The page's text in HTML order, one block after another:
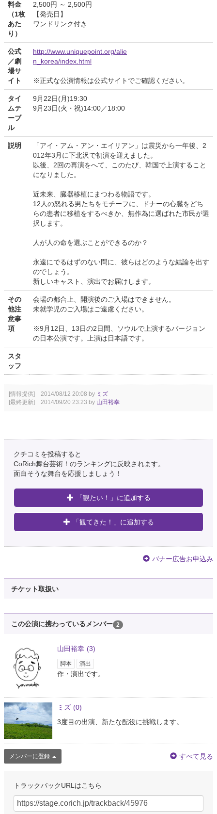
料金
（1枚
あた
り）
2,500円 ～ 2,500円
【発売日】
ワンドリンク付き
公式
／劇
場サ
イト
http://www.uniquepoint.org/alie
n_korea/index.html
※正式な公演情報は公式サイトでご確認ください。
タイ
ムテ
ーブ
ル
9月22日(月)19:30
9月23日(火・祝)14:00／18:00
説明
「アイ・アム・アン・エイリアン」は震災から一年後、2
012年3月に下北沢で初演を迎えました。
以後、2回の再演をへて、このたび、韓国で上演すること
になりました。
近未来、臓器移植にまつわる物語です。
12人の怒れる男たちをモチーフに、ドナーの心臓をどち
らの患者に移植をするべきか、無作為に選ばれた市民が選
択します。
人が人の命を選ぶことができるのか？
永遠にでるはずのない問に、彼らはどのような結論を出す
のでしょう。
新しいキャスト、演出でお届けします。
その
他注
意事
項
会場の都合上、開演後のご入場はできません。
未就学児のご入場はご遠慮ください。
※9月12日、13日の2日間、ソウルで上演するバージョン
の日本公演です。上演は日本語です。
スタ
ッフ
[情報提供] 2014/08/12 20:08 by ミズ
[最終更新] 2014/09/20 23:23 by 山田裕幸
クチコミを投稿すると
CoRich舞台芸術！のランキングに反映されます。
面白そうな舞台を応援しましょう！
「観たい！」に追加する
「観てきた！」に追加する
バナー広告お申込み
チケット取扱い
この公演に携わっているメンバー 2
山田裕幸 (3)
脚本 演出
作・演出です。
ミズ (0)
3度目の出演、新たな配役に挑戦します。
メンバーに登録 すべて見る
トラックバックURLはこちら